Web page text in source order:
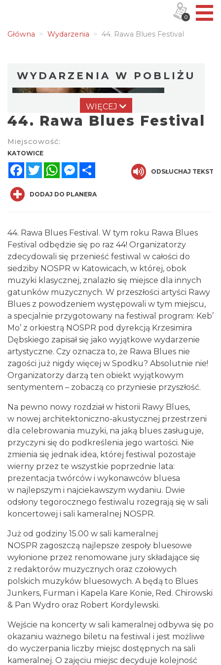
Główna Wydarzenia 44. Rawa Blues Festival
WYDARZENIA W POBLIŻU
Alicja Majewska & Włodzimierz Korcz &
Warsaw String Quartet - Jubileusz
Katowice
0.00 km
Henryk Miśkiewicz – 75 lat Mistrza i Goście
Katowice
2026-10-18
0.00 km
Poland Bachaturo Festiwal
Katowice
2026-08-14
0.24 km
2026
Katowice
2026-08-20
0.24 km
LORD OF THE DANCE - 30th Anniversary
Tour
WIĘCEJ
44. Rawa Blues Festival
Miejscowość:
KATOWICE
FacebookTwitterWhatsAppMessenger
ODSŁUCHAJ TEKST
DODAJ DO PLANERA
44. Rawa Blues Festival. W tym roku Rawa Blues
Festival odbędzie się po raz 44! Organizatorzy
zdecydowali się przenieść festiwal w całości do
siedziby NOSPR w Katowicach, w której, obok
muzyki klasycznej, znalazło się miejsce dla innych
gatunków muzycznych. W przeszłości artyści Rawy
Blues z powodzeniem występowali w tym miejscu,
a specjalnie przygotowany na festiwal program: Keb’
Mo’ z orkiestrą NOSPR pod dyrekcją Krzesimira
Dębskiego zapisał się jako wyjątkowe wydarzenie
artystyczne. Czy oznacza to, że Rawa Blues nie
zagości już nigdy więcej w Spodku? Absolutnie nie!
Organizatorzy darzą ten obiekt wyjątkowym
sentymentem – zobaczą co przyniesie przyszłość.
Na pewno nowy rozdział w historii Rawy Blues,
w nowej architektoniczno-akustycznej przestrzeni
dla celebrowania muzyki, na jaką blues zasługuje,
przyczyni się do podkreślenia jego wartości. Nie
zmienia się jednak idea, której festiwal pozostaje
wierny przez te wszystkie poprzednie lata:
prezentacja twórców i wykonawców bluesa
w najlepszym i najciekawszym wydaniu. Dwie
odsłony tegorocznego festiwalu rozegrają się w sali
koncertowej i sali kameralnej NOSPR.
Już od godziny 15.00 w sali kameralnej
NOSPR zagoszczą najlepsze zespoły bluesowe
wyłonione przez renomowane jury składające się
z redaktorów muzycznych oraz czołowych
polskich muzyków bluesowych. A będą to Blues
Junkers, Furman i Kapela Kare Konie, Red. Chirowski
& Pan Wydro oraz Robert Kordylewski.
Wejście na koncerty w sali kameralnej odbywa się po
okazaniu ważnego biletu na festiwal i jest możliwe
do wyczerpania liczby miejsc dostępnych na sali
kameralnej. O zajęciu miejsc decyduje kolejność
0